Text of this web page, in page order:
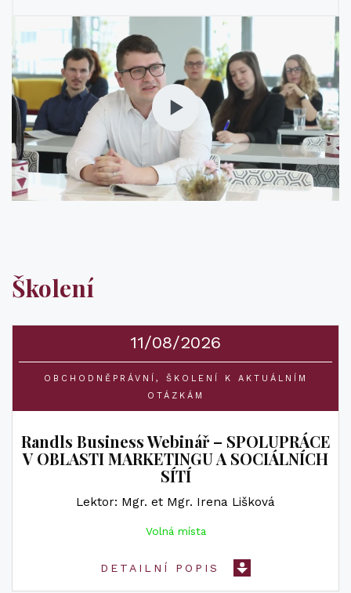
Školení
11/08/2026
OBCHODNĚPRÁVNÍ
ŠKOLENÍ K AKTUÁLNÍM
OTÁZKÁM
Randls Business Webinář – SPOLUPRÁCE
V OBLASTI MARKETINGU A SOCIÁLNÍCH
SÍTÍ
Lektor Mgr. et Mgr. Irena Lišková
Volná místa
DETAILNÍ POPIS